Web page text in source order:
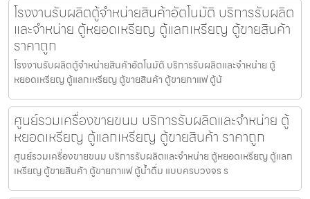
โรงงานรับผลิตตู้จำหน่ายสินค้า​อัตโนมัติ บริการรับผลิต
และจำหน่าย ตู้หยอดเหรียญ ตู้แลกเหรียญ ตู้ขายสินค้า
ราคาถูก
โรงงานรับผลิตตู้จำหน่ายสินค้า​อัตโนมัติ บริการรับผลิตและจำหน่าย ตู้
หยอดเหรียญ ตู้แลกเหรียญ ตู้ขายสินค้า ตู้ขายกาแฟ ตู้น้
ศูนย์รวมเครื่องขายขนม บริการรับผลิตและจำหน่าย ตู้
หยอดเหรียญ ตู้แลกเหรียญ ตู้ขายสินค้า ราคาถูก
ศูนย์รวมเครื่องขายขนม บริการรับผลิตและจำหน่าย ตู้หยอดเหรียญ ตู้แลก
เหรียญ ตู้ขายสินค้า ตู้ขายกาแฟ ตู้น้ำดื่ม แบบครบวงจร ร